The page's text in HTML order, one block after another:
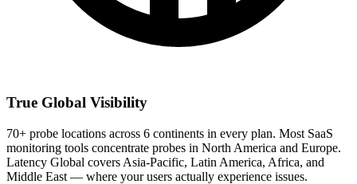
True Global Visibility
70+ probe locations across 6 continents in every plan. Most SaaS
monitoring tools concentrate probes in North America and Europe.
Latency Global covers Asia-Pacific, Latin America, Africa, and
Middle East — where your users actually experience issues.